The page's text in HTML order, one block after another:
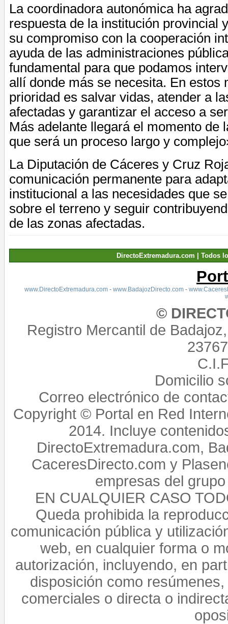
La coordinadora autonómica ha
respuesta de la institución provincial
su compromiso con la cooperación
ayuda de las administraciones
fundamental para que podamos
allí donde más se necesita. En estos
prioridad es salvar vidas, atender a
afectadas y garantizar el acceso a
Más adelante llegará el momento de
que será un proceso largo y
La Diputación de Cáceres y Cruz
comunicación permanente para
institucional a las necesidades que
sobre el terreno y seguir
de las zonas afectadas.
DirectoExtremadura.com | Todos
www.DirectoExtremadura.com- www.BadajozDirecto.com-
©
Registro Mercantil de
Domicilio
Correo electrónico de
Copyright © Portal en Red
2014. Incluye
DirectoExtremadura.com,
CaceresDirecto.com y
empresas del
EN CUALQUIER CASO
Queda prohibida la
comunicación pública y
web, en cualquier forma o
autorización, incluyendo, en
disposición como
comerciales o directa o